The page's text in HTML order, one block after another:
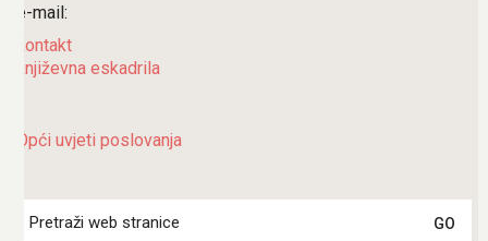
e-mail:
kontakt
književna eskadrila
Opći uvjeti poslovanja
for: